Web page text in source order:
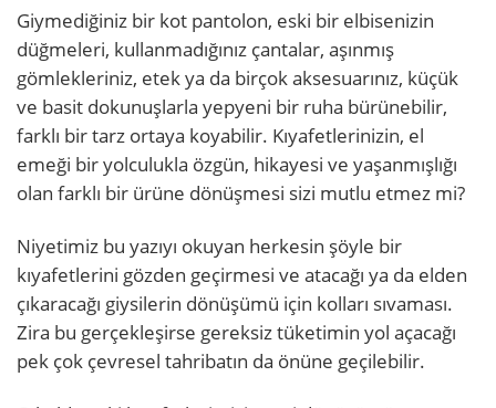
Giymediğiniz bir kot pantolon, eski bir elbisenizin
düğmeleri, kullanmadığınız çantalar, aşınmış
gömlekleriniz, etek ya da birçok aksesuarınız, küçük
ve basit dokunuşlarla yepyeni bir ruha bürünebilir,
farklı bir tarz ortaya koyabilir. Kıyafetlerinizin, el
emeği bir yolculukla özgün, hikayesi ve yaşanmışlığı
olan farklı bir ürüne dönüşmesi sizi mutlu etmez mi?
Niyetimiz bu yazıyı okuyan herkesin şöyle bir
kıyafetlerini gözden geçirmesi ve atacağı ya da elden
çıkaracağı giysilerin dönüşümü için kolları sıvaması.
Zira bu gerçekleşirse gereksiz tüketimin yol açacağı
pek çok çevresel tahribatın da önüne geçilebilir.